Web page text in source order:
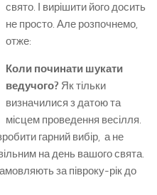
свято. І вирішити його досить
не просто. Але розпочнемо,
отже:
Коли починати шукати
ведучого? Як тільки
визначилися з датою та
місцем проведення весілля.
гарний вибір, а не
на день вашого свята.
за півроку-рік до